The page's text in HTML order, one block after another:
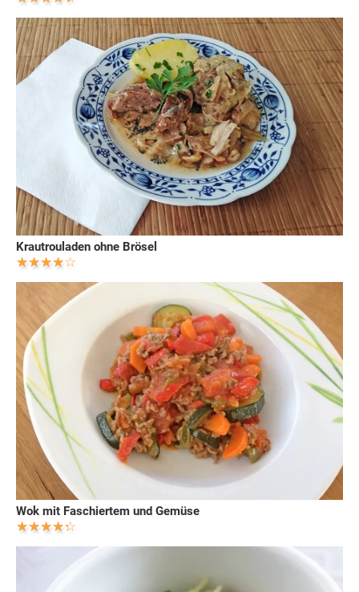
Krautrouladen ohne Brösel
Wok mit Faschiertem und Gemüse